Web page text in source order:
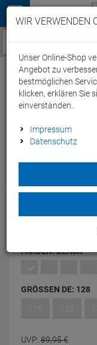
Menü
Arena Junior
black
DerJunior
mit einem
FARBEN:BLACK
GRÖSSEN DE: 128
UVP: 89,95€
WIR VERWENDEN
Unser Online-Shop
Angebot zu
bestmöglichen
klicken, erklären Sie
einverstanden.
Impressum
Datenschutz